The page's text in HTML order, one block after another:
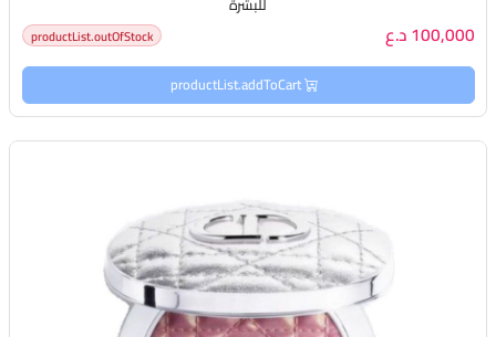
100,000 د.ع productList.outOfStock
productList.addToCart